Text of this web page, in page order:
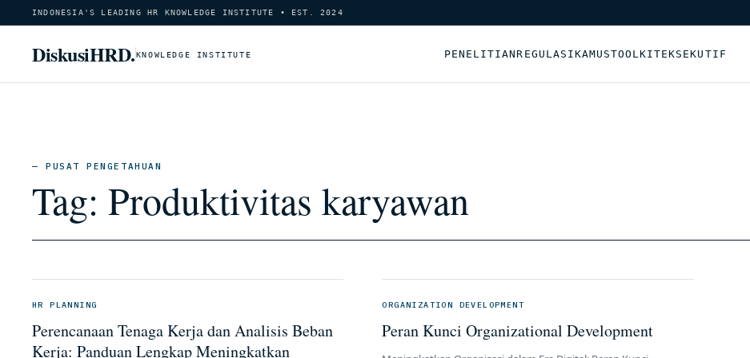
INDONESIA'S LEADING HR KNOWLEDGE INSTITUTE • EST. 2024
DiskusiHRD.KNOWLEDGE INSTITUTE PENELITIANREGULASIKAMUSTOOLKITEKSEKUTIF
— PUSAT PENGETAHUAN
Tag: Produktivitas karyawan
HR PLANNING
Perencanaan Tenaga Kerja dan Analisis Beban
Kerja: Panduan Lengkap Meningkatkan
ORGANIZATION DEVELOPMENT
Peran Kunci Organizational Development